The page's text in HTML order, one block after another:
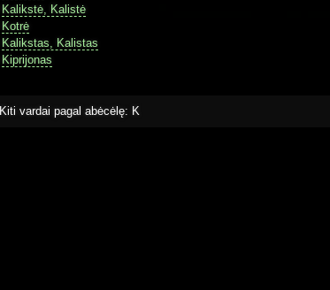
Kalikstė, Kalistė
Kotrė
Kalikstas, Kalistas
Kiprijonas
Kiti vardai pagal abėcėlę: K